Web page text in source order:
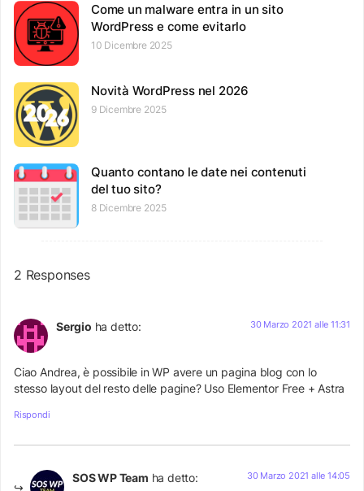
Come un malware entra in un sito
WordPress e come evitarlo
10 Dicembre 2025
Novità WordPress nel 2026
9 Dicembre 2025
Quanto contano le date nei contenuti
del tuo sito?
8 Dicembre 2025
2 Responses
Sergio ha detto: 30 Marzo 2021 alle 11:31
Ciao Andrea, è possibile in WP avere un pagina blog con lo
stesso layout del resto delle pagine? Uso Elementor Free + Astra
Rispondi
SOS WP Team ha detto: 30 Marzo 2021 alle 14:05